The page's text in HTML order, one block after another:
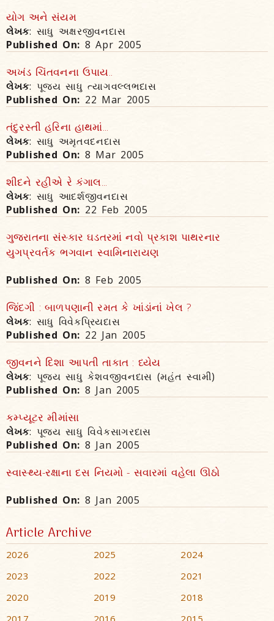
યોગ અને સંયમ
લેખક: સાધુ અક્ષરજીવનદાસ
Published On: 8 Apr 2005
અખંડ ચિંતવનના ઉપાય..
લેખક: પૂજ્ય સાધુ ત્યાગવલ્લભદાસ
Published On: 22 Mar 2005
તંદુરસ્તી હરિના હાથમાં...
લેખક: સાધુ અમૃતવદનદાસ
Published On: 8 Mar 2005
શીદને રહીએ રે કંગાલ...
લેખક: સાધુ આદર્શજીવનદાસ
Published On: 22 Feb 2005
ગુજરાતના સંસ્કાર ઘડતરમાં નવો પ્રકાશ પાથરનાર
યુગપ્રવર્તક ભગવાન સ્વામિનારાયણ
Published On: 8 Feb 2005
જિંદગી : બાળપણાની રમત કે ખાંડાંનાં ખેલ ?
લેખક: સાધુ વિવેકપ્રિયદાસ
Published On: 22 Jan 2005
જીવનને દિશા આપતી તાકાત : ધ્યેય
લેખક: પૂજ્ય સાધુ કેશવજીવનદાસ (મહંત સ્વામી)
Published On: 8 Jan 2005
કમ્પ્યૂટર મીમાંસા
લેખક: પૂજ્ય સાધુ વિવેકસાગરદાસ
Published On: 8 Jan 2005
સ્વાસ્થ્ય-રક્ષાના દસ નિયમો - સવારમાં વહેલા ઊઠો
Published On: 8 Jan 2005
Article Archive
2026 2025
2024
2023
2022
2021
2020
2019
2018
2017
2016 2015